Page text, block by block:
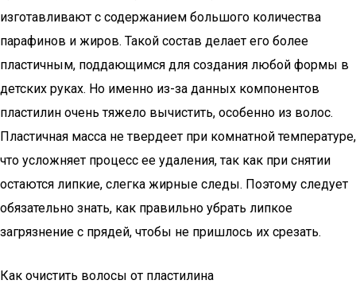
изготавливают с содержанием большого количества
парафинов и жиров. Такой состав делает его более
пластичным, поддающимся для создания любой формы в
детских руках. Но именно из-за данных компонентов
пластилин очень тяжело вычистить, особенно из волос.
Пластичная масса не твердеет при комнатной температуре,
что усложняет процесс ее удаления, так как при снятии
остаются липкие, слегка жирные следы. Поэтому следует
обязательно знать, как правильно убрать липкое
загрязнение с прядей, чтобы не пришлось их срезать.
Как очистить волосы от пластилина